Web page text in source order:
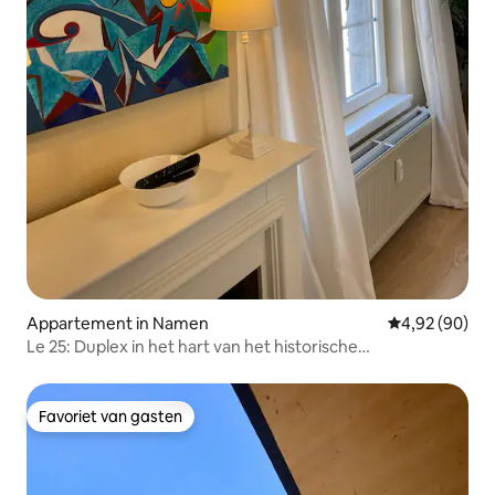
Appartement in Namen Gemiddelde
4,92 (90)
Le 25: Duplex in het hart van het historische
Favoriet van gasten
Favoriet van gasten